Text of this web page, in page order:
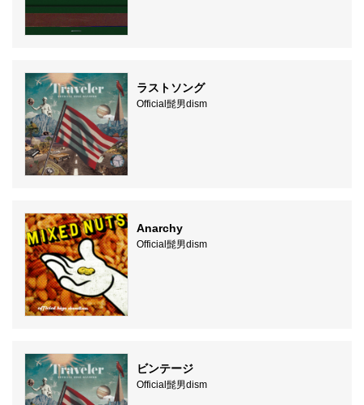
ラストソング
Official髭男dism
Anarchy
Official髭男dism
ビンテージ
Official髭男dism